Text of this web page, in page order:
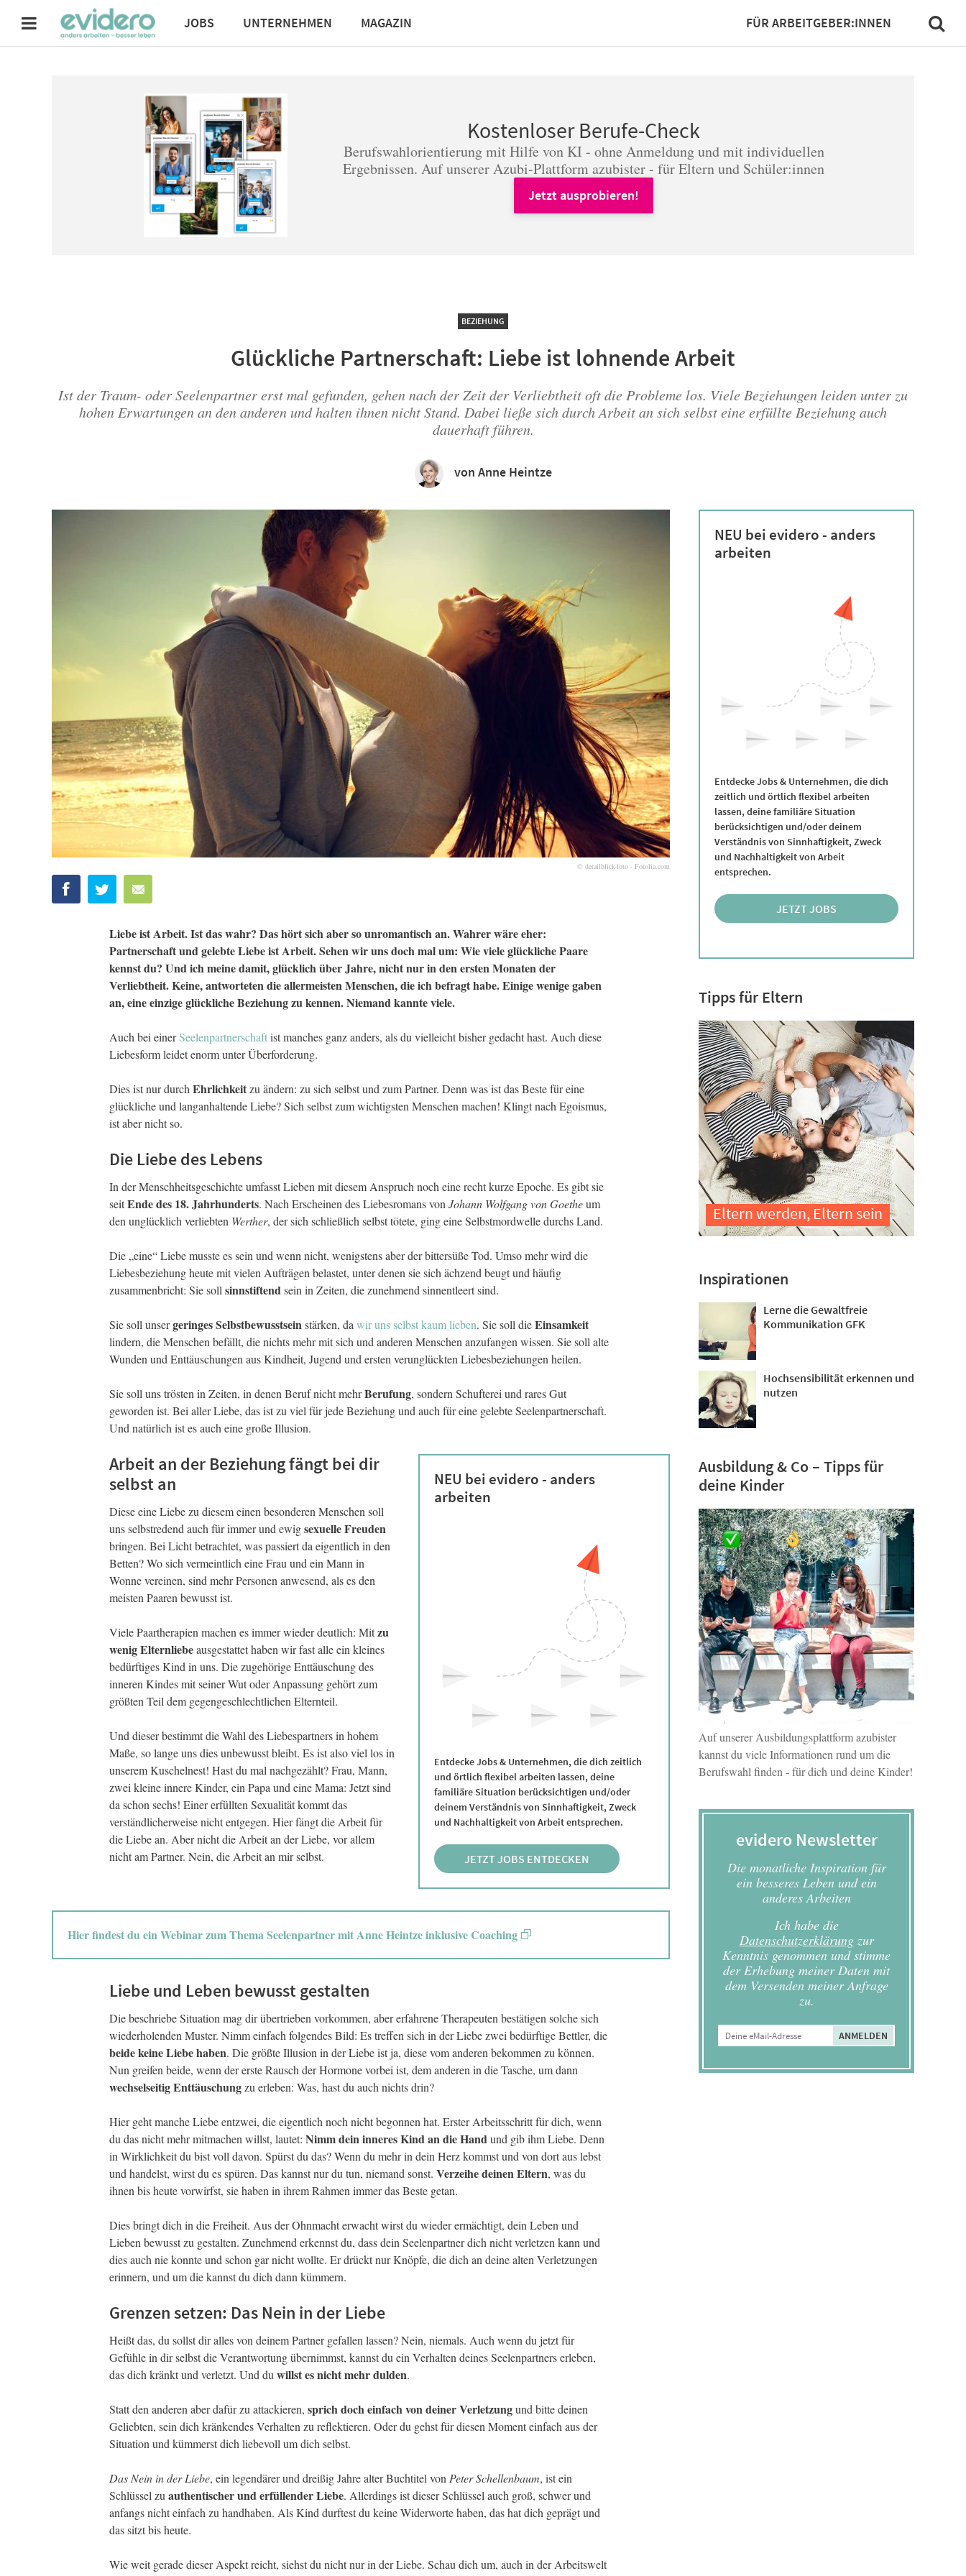
JOBS UNTERNEHMEN MAGAZIN FÜR ARBEITGEBER:INNEN
Kostenloser Berufe-Check
Berufswahlorientierung mit Hilfe von KI - ohne Anmeldung und mit individuellen
Ergebnissen. Auf unserer Azubi-Plattform azubister - für Eltern und Schüler:innen
Jetzt ausprobieren!
BEZIEHUNG
Glückliche Partnerschaft: Liebe ist lohnende Arbeit
Ist der Traum- oder Seelenpartner erst mal gefunden, gehen nach der Zeit der Verliebtheit oft die Probleme los. Viele Beziehungen leiden unter zu
hohen Erwartungen an den anderen und halten ihnen nicht Stand. Dabei ließe sich durch Arbeit an sich selbst eine erfüllte Beziehung auch
dauerhaft führen.
von Anne Heintze
© detailblick-foto - Fotolia.com
Liebe ist Arbeit. Ist das wahr? Das hört sich aber so unromantisch an. Wahrer wäre eher:
Partnerschaft und gelebte Liebe ist Arbeit. Sehen wir uns doch mal um: Wie viele glückliche Paare
kennst du? Und ich meine damit, glücklich über Jahre, nicht nur in den ersten Monaten der
Verliebtheit. Keine, antworteten die allermeisten Menschen, die ich befragt habe. Einige wenige gaben
an, eine einzige glückliche Beziehung zu kennen. Niemand kannte viele.
Auch bei einerSeelenpartnerschaftist manches ganz anders, als du vielleicht bisher gedacht hast. Auch diese
Liebesform leidet enorm unter Überforderung.
Dies ist nur durch Ehrlichkeitzu ändern: zu sich selbst und zum Partner. Denn was ist das Beste für eine
glückliche und langanhaltende Liebe? Sich selbst zum wichtigsten Menschen machen! Klingt nach Egoismus,
ist aber nicht so.
Die Liebe des Lebens
In der Menschheitsgeschichte umfasst Lieben mit diesem Anspruch noch eine recht kurze Epoche. Es gibt sie
seitEnde des 18. Jahrhunderts. Nach Erscheinen des Liebesromans von Johann Wolfgang von Goetheum
den unglücklich verliebten Werther, der sich schließlich selbst tötete, ging eine Selbstmordwelle durchs Land.
Die „eine“ Liebe musste es sein und wenn nicht, wenigstens aber der bittersüße Tod. Umso mehr wird die
Liebesbeziehung heute mit vielen Aufträgen belastet, unter denen sie sich ächzend beugt und häufig
zusammenbricht: Sie soll sinnstiftendsein in Zeiten, die zunehmend sinnentleert sind.
Sie soll unsergeringes Selbstbewusstseinstärken, da wir uns selbst kaum lieben. Sie soll dieEinsamkeit
lindern, die Menschen befällt, die nichts mehr mit sich und anderen Menschen anzufangen wissen. Sie soll alte
Wunden und Enttäuschungen aus Kindheit, Jugend und ersten verunglückten Liebesbeziehungen heilen.
Sie soll uns trösten in Zeiten, in denen Beruf nicht mehrBerufung, sondern Schufterei und rares Gut
geworden ist. Bei aller Liebe, das ist zu viel für jede Beziehung und auch für eine gelebte Seelenpartnerschaft.
Und natürlich ist es auch eine große Illusion.
NEU bei evidero - anders
arbeiten
Entdecke Jobs & Unternehmen, die dich zeitlich
und örtlich flexibel arbeiten lassen, deine
familiäre Situation berücksichtigen und/oder
deinem Verständnis von Sinnhaftigkeit, Zweck
und Nachhaltigkeit von Arbeit entsprechen.
JETZT JOBS ENTDECKEN
Arbeit an der Beziehung fängt bei dir
selbst an
Diese eine Liebe zu diesem einen besonderen Menschen soll
uns selbstredend auch für immer und ewigsexuelle Freuden
bringen. Bei Licht betrachtet, was passiert da eigentlich in den
Betten? Wo sich vermeintlich eine Frau und ein Mann in
Wonne vereinen, sind mehr Personen anwesend, als es den
meisten Paaren bewusst ist.
Viele Paartherapien machen es immer wieder deutlich: Mitzu
wenig Elternliebeausgestattet haben wir fast alle ein kleines
bedürftiges Kind in uns. Die zugehörige Enttäuschung des
inneren Kindes mit seiner Wut oder Anpassung gehört zum
größten Teil dem gegengeschlechtlichen Elternteil.
Und dieser bestimmt die Wahl des Liebespartners in hohem
Maße, so lange uns dies unbewusst bleibt. Es ist also viel los in
unserem Kuschelnest! Hast du mal nachgezählt? Frau, Mann,
zwei kleine innere Kinder, ein Papa und eine Mama: Jetzt sind
da schon sechs! Einer erfüllten Sexualität kommt das
verständlicherweise nicht entgegen. Hier fängt die Arbeit für
die Liebe an. Aber nicht die Arbeit an der Liebe, vor allem
nicht am Partner. Nein, die Arbeit an mir selbst.
Hier findest du ein Webinar zum Thema Seelenpartner mit Anne Heintze inklusive Coaching
Liebe und Leben bewusst gestalten
Die beschriebe Situation mag dir übertrieben vorkommen, aber erfahrene Therapeuten bestätigen solche sich
wiederholenden Muster. Nimm einfach folgendes Bild: Es treffen sich in der Liebe zwei bedürftige Bettler, die
beide keine Liebe haben. Die größte Illusion in der Liebe ist ja, diese vom anderen bekommen zu können.
Nun greifen beide, wenn der erste Rausch der Hormone vorbei ist, dem anderen in die Tasche, um dann
wechselseitig Enttäuschungzu erleben: Was, hast du auch nichts drin?
Hier geht manche Liebe entzwei, die eigentlich noch nicht begonnen hat. Erster Arbeitsschritt für dich, wenn
du das nicht mehr mitmachen willst, lautet: Nimm dein inneres Kind an die Handund gib ihm Liebe. Denn
in Wirklichkeit du bist voll davon. Spürst du das? Wenn du mehr in dein Herz kommst und von dort aus lebst
und handelst, wirst du es spüren. Das kannst nur du tun, niemand sonst. Verzeihe deinen Eltern, was du
ihnen bis heute vorwirfst, sie haben in ihrem Rahmen immer das Beste getan.
Dies bringt dich in die Freiheit. Aus der Ohnmacht erwacht wirst du wieder ermächtigt, dein Leben und
Lieben bewusst zu gestalten. Zunehmend erkennst du, dass dein Seelenpartner dich nicht verletzen kann und
dies auch nie konnte und schon gar nicht wollte. Er drückt nur Knöpfe, die dich an deine alten Verletzungen
erinnern, und um die kannst du dich dann kümmern.
Grenzen setzen: Das Nein in der Liebe
Heißt das, du sollst dir alles von deinem Partner gefallen lassen? Nein, niemals. Auch wenn du jetzt für
Gefühle in dir selbst die Verantwortung übernimmst, kannst du ein Verhalten deines Seelenpartners erleben,
das dich kränkt und verletzt. Und du willst es nicht mehr dulden.
Statt den anderen aber dafür zu attackieren, sprich doch einfach von deiner Verletzungund bitte deinen
Geliebten, sein dich kränkendes Verhalten zu reflektieren. Oder du gehst für diesen Moment einfach aus der
Situation und kümmerst dich liebevoll um dich selbst.
Das Nein in der Liebe, ein legendärer und dreißig Jahre alter Buchtitel von Peter Schellenbaum, ist ein
Schlüssel zu authentischer und erfüllender Liebe. Allerdings ist dieser Schlüssel auch groß, schwer und
anfangs nicht einfach zu handhaben. Als Kind durftest du keine Widerworte haben, das hat dich geprägt und
das sitzt bis heute.
Wie weit gerade dieser Aspekt reicht, siehst du nicht nur in der Liebe. Schau dich um, auch in der Arbeitswelt
NEU bei evidero - anders
arbeiten
Entdecke Jobs & Unternehmen, die dich
zeitlich und örtlich flexibel arbeiten
lassen, deine familiäre Situation
berücksichtigen und/oder deinem
Verständnis von Sinnhaftigkeit, Zweck
und Nachhaltigkeit von Arbeit
entsprechen.
JETZT JOBS
Tipps für Eltern
Eltern werden, Eltern sein
Inspirationen
Lerne die Gewaltfreie
Kommunikation GFK
Hochsensibilität erkennen und
nutzen
Ausbildung & Co – Tipps für
deine Kinder
Auf unserer Ausbildungsplattform azubister
kannst du viele Informationen rund um die
Berufswahl finden - für dich und deine Kinder!
evidero Newsletter
Die monatliche Inspiration für
ein besseres Leben und ein
anderes Arbeiten
Ich habe die
Datenschutzerklärungzur
Kenntnis genommen und stimme
der Erhebung meiner Daten mit
dem Versenden meiner Anfrage
zu.